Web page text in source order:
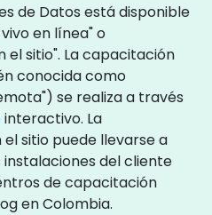
de Datos está disponible
en línea" o
el sitio". La capacitación
conocida como
se realiza a través
interactivo. La
sitio puede llevarse a
del cliente
de capacitación
en Colombia.